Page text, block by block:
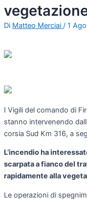
Di Matteo Merciai / 1
I Vigili del comando di
stanno intervenendo
corsia Sud Km 316, a
L’incendio ha
scarpata a fianco del
rapidamente alla
Le operazioni di